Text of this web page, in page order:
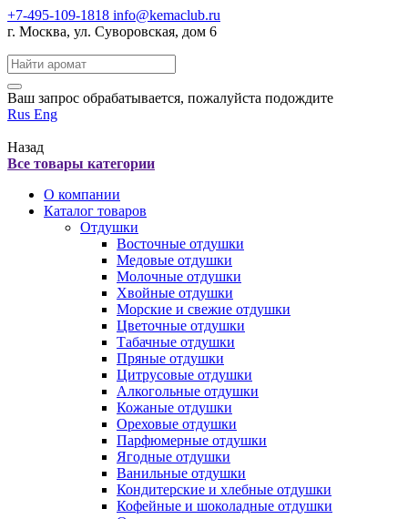
+7-495-109-1818 info@kemaclub.ru
г. Москва, ул. Суворовская, дом 6
Поиск:
Ваш запрос обрабатывается, пожалуйста подождите
Rus Eng
Назад
Все товары категории
О компании
Каталог товаров
Отдушки
Восточные отдушки
Медовые отдушки
Молочные отдушки
Хвойные отдушки
Морские и свежие отдушки
Цветочные отдушки
Табачные отдушки
Пряные отдушки
Цитрусовые отдушки
Алкогольные отдушки
Кожаные отдушки
Ореховые отдушки
Парфюмерные отдушки
Ягодные отдушки
Ванильные отдушки
Кондитерские и хлебные отдушки
Кофейные и шоколадные отдушки